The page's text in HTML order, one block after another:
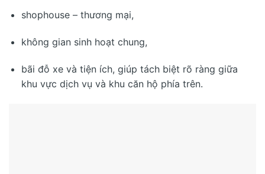
shophouse – thương mại,
không gian sinh hoạt chung,
bãi đỗ xe và tiện ích, giúp tách biệt rõ ràng giữa
khu vực dịch vụ và khu căn hộ phía trên.